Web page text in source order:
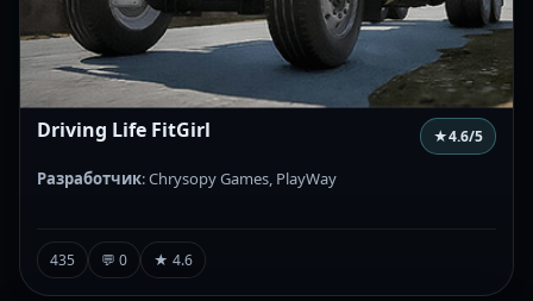
Driving Life FitGirl ★4.6/5
Разработчик: Chrysopy Games, PlayWay
435 💬 0 ★ 4.6